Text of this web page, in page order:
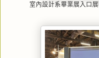
室內設計系畢業展入口